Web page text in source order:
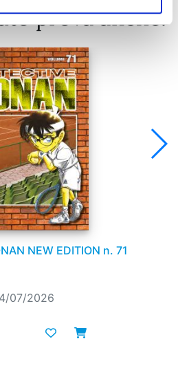
prova anche:
NEW EDITION n. 71
07/2026